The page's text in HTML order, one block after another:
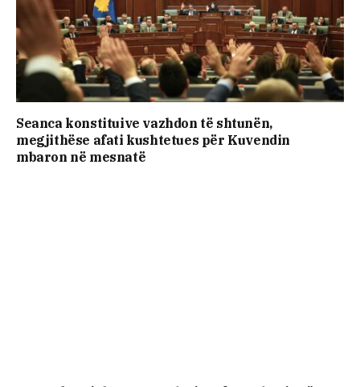
Seanca konstituive vazhdon të shtunën,
megjithëse afati kushtetues për Kuvendin
mbaron në mesnatë